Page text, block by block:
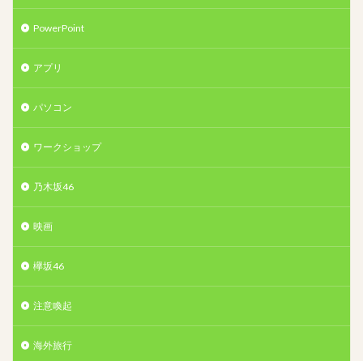
PowerPoint
アプリ
パソコン
ワークショップ
乃木坂46
映画
欅坂46
注意喚起
海外旅行